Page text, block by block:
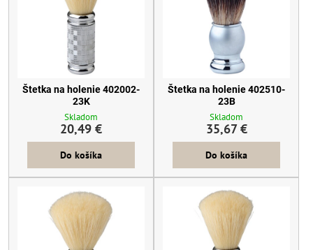
Štetka na holenie 402002-
23K
Skladom
20,49 €
Do košíka
Štetka na holenie 402510-
23B
Skladom
35,67 €
Do košíka